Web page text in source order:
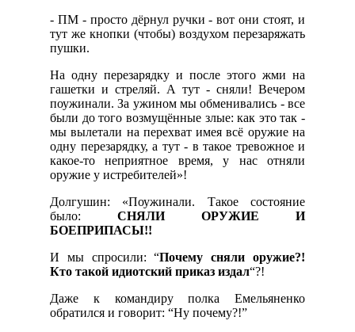
- ПМ - просто дёрнул ручки - вот они стоят, и
тут же кнопки (чтобы) воздухом перезаряжать
пушки.
На одну перезарядку и после этого жми на
гашетки и стреляй. А тут - сняли! Вечером
поужинали. За ужином мы обменивались - все
были до того возмущённые злые: как это так -
мы вылетали на перехват имея всё оружие на
одну перезарядку, а тут - в такое тревожное и
какое-то неприятное время, у нас отняли
оружие у истребителей»!
Долгушин: «Поужинали. Такое состояние
было: СНЯЛИ ОРУЖИЕ И
БОЕПРИПАСЫ!!
И мы спросили: “Почему сняли оружие?!
Кто такой идиотский приказ издал“?!
Даже к командиру полка Емельяненко
обратился и говорит: “Ну почему?!”